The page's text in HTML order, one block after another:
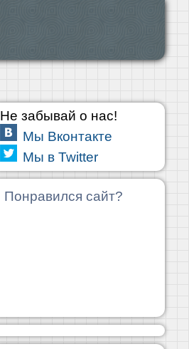
Не забывай о нас!
Мы Вконтакте
Мы в Twitter
Понравился сайт?